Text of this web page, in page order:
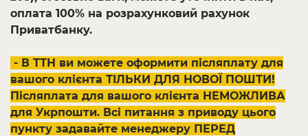
оплата 100% на розрахунковий рахунок
Приватбанку.
- В ТТН ви можете оформити післяплату для
вашого клієнта ТІЛЬКИ ДЛЯ НОВОЇ ПОШТИ!
Післяплата для вашого клієнта НЕМОЖЛИВА
для Укрпошти. Всі питання з приводу цього
пункту задавайте менеджеру ПЕРЕД